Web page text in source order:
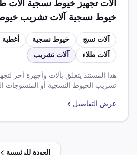
آلات تجهيز خيوط نسجية آلات
خيوط نسجية آلات تشريب
نسجية آلات تغطية نسج آلات
أغطية أرضيات آلات لف نسج
حل نسج آلات طي نسج آلات
نسج آلات تسنين نسج
آلات نسج خيوط نسجية
آلات طلاء
آلات تشريب
هذا المستند يتعلق بألات وأجهزة أخر
تشريب الخيوط النسجية أو المنسوجات
عرض التفاصيل
العودة للرئيسية